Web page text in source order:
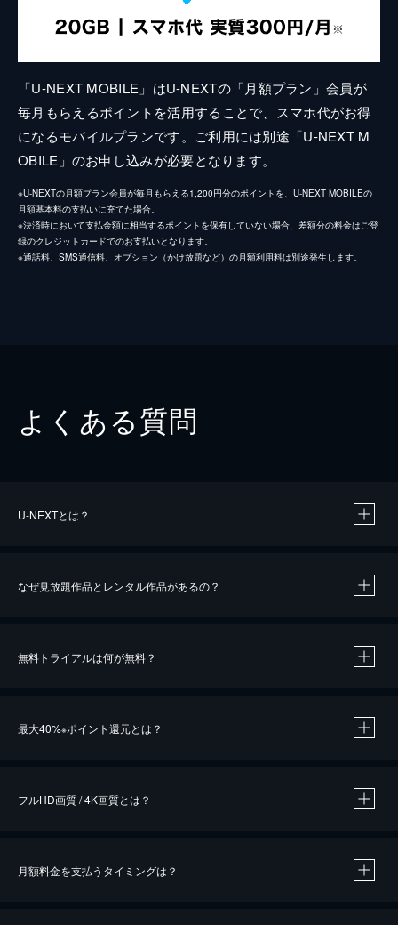
「U-NEXT MOBILE」はU-NEXTの「月額プラン」会員が
毎月もらえるポイントを活用することで、スマホ代がお得
になるモバイルプランです。ご利用には別途「U-NEXT M
OBILE」のお申し込みが必要となります。
※U-NEXTの月額プラン会員が毎月もらえる1,200円分のポイントを、U-NEXT MOBILEの
月額基本料の支払いに充てた場合。
※決済時において支払金額に相当するポイントを保有していない場合、差額分の料金はご登
録のクレジットカードでのお支払いとなります。
※通話料、SMS通信料、オプション（かけ放題など）の月額利用料は別途発生します。
よくある質問
U-NEXTとは？
なぜ見放題作品とレンタル作品があるの？
無料トライアルは何が無料？
最大40%※ポイント還元とは？
※40％ポイント還元の対象は、クレジットカード決済による作品の購入 / レンタルです。
フルHD画質 / 4K画質とは？
月額料金を支払うタイミングは？